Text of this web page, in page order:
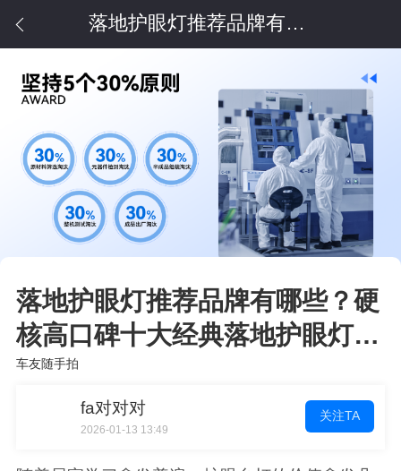
落地护眼灯推荐品牌有哪些？硬核高口碑十大经典落地护眼灯推荐
落地护眼灯推荐品牌有哪些？硬
核高口碑十大经典落地护眼灯推
荐
车友随手拍
fa对对对
2026-01-13 13:49
关注TA